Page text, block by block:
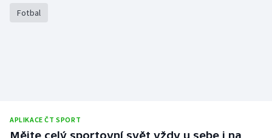
Boby a skeleton
Florbal
AZ kvíz
Fotbal
APLIKACE ČT SPORT
Mějte celý sportovní svět vždy u sebe i na